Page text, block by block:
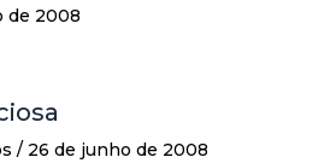
de 2008
/ 26 de junho de 2008